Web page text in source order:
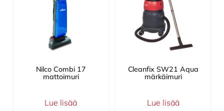
Nilco Combi 17
mattoimuri
Lue lisää
Cleanfix SW21 Aqua
märkäimuri
Lue lisää